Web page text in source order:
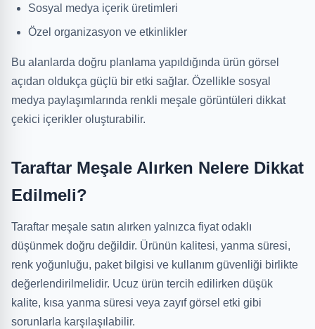
Sosyal medya içerik üretimleri
Özel organizasyon ve etkinlikler
Bu alanlarda doğru planlama yapıldığında ürün görsel
açıdan oldukça güçlü bir etki sağlar. Özellikle sosyal
medya paylaşımlarında renkli meşale görüntüleri dikkat
çekici içerikler oluşturabilir.
Taraftar Meşale Alırken Nelere Dikkat
Edilmeli?
Taraftar meşale satın alırken yalnızca fiyat odaklı
düşünmek doğru değildir. Ürünün kalitesi, yanma süresi,
renk yoğunluğu, paket bilgisi ve kullanım güvenliği birlikte
değerlendirilmelidir. Ucuz ürün tercih edilirken düşük
kalite, kısa yanma süresi veya zayıf görsel etki gibi
sorunlarla karşılaşılabilir.